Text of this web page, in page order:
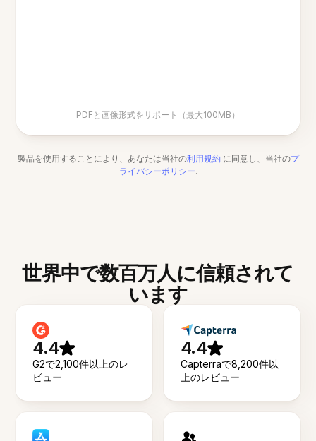
PDFと画像形式をサポート（最大100MB）
製品を使用することにより、あなたは当社の利用規約 に同意し、当社のプ
ライバシーポリシー.
世界中で数百万人に信頼されて
います
4.4
G2で2,100件以上のレ
ビュー
4.4
Capterraで8,200件以
上のレビュー